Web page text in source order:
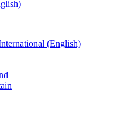
(English)